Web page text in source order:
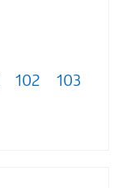
102
103